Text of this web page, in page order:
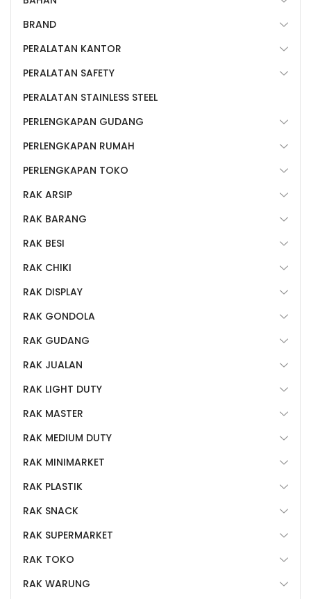
BRAND
PERALATAN KANTOR
PERALATAN SAFETY
PERALATAN STAINLESS STEEL
PERLENGKAPAN GUDANG
PERLENGKAPAN RUMAH
PERLENGKAPAN TOKO
RAK ARSIP
RAK BARANG
RAK BESI
RAK CHIKI
RAK DISPLAY
RAK GONDOLA
RAK GUDANG
RAK JUALAN
RAK LIGHT DUTY
RAK MASTER
RAK MEDIUM DUTY
RAK MINIMARKET
RAK PLASTIK
RAK SNACK
RAK SUPERMARKET
RAK TOKO
RAK WARUNG